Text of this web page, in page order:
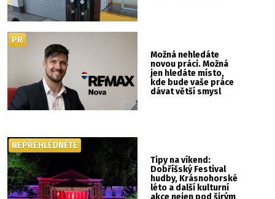
Možná nehledáte
novou práci. Možná
jen hledáte místo,
kde bude vaše práce
dávat větší smysl
PR
Tipy na víkend:
Dobříšský Festival
hudby, Krásnohorské
léto a další kulturní
akce nejen pod širým
NEPŘEHLÉDNĚTE